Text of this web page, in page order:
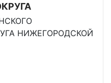
НИЖЕГОРОДСКОЙ